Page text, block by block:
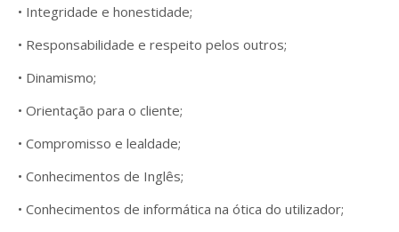
• Integridade e honestidade;
• Responsabilidade e respeito pelos outros;
• Dinamismo;
• Orientação para o cliente;
• Compromisso e lealdade;
• Conhecimentos de Inglês;
• Conhecimentos de informática na ótica do utilizador;